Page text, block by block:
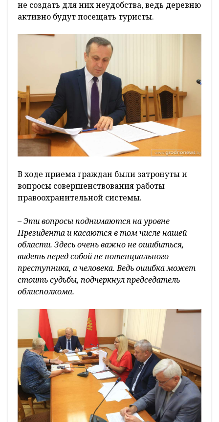
не создать для них неудобства, ведь деревню
активно будут посещать туристы.
В ходе приема граждан были затронуты и
вопросы совершенствования работы
правоохранительной системы.
– Эти вопросы поднимаются на уровне
Президента и касаются в том числе нашей
области. Здесь очень важно не ошибиться,
видеть перед собой не потенциального
преступника, а человека. Ведь ошибка может
стоить судьбы, подчеркнул председатель
облисполкома.